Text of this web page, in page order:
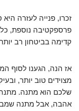
זכרו, פנייה לעזרה
פרספקטיבה נוספת,
קדימה בביטחון רב
אז הנה, הגענו לסוף
מצוידים טוב יותר,
שלכם הוא מתנה. מתנה
אהבה, אבל מתנה